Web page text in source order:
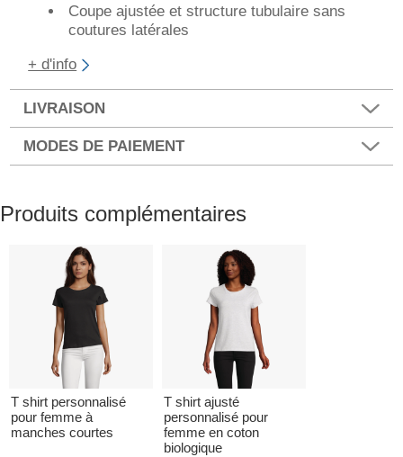
Coupe ajustée et structure tubulaire sans
coutures latérales
+ d'info
LIVRAISON
MODES DE PAIEMENT
Produits complémentaires
T shirt personnalisé
pour femme à
manches courtes
T shirt ajusté
personnalisé pour
femme en coton
biologique